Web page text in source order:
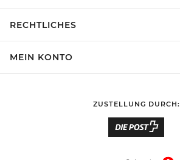
RECHTLICHES
MEIN KONTO
ZUSTELLUNG DURCH: